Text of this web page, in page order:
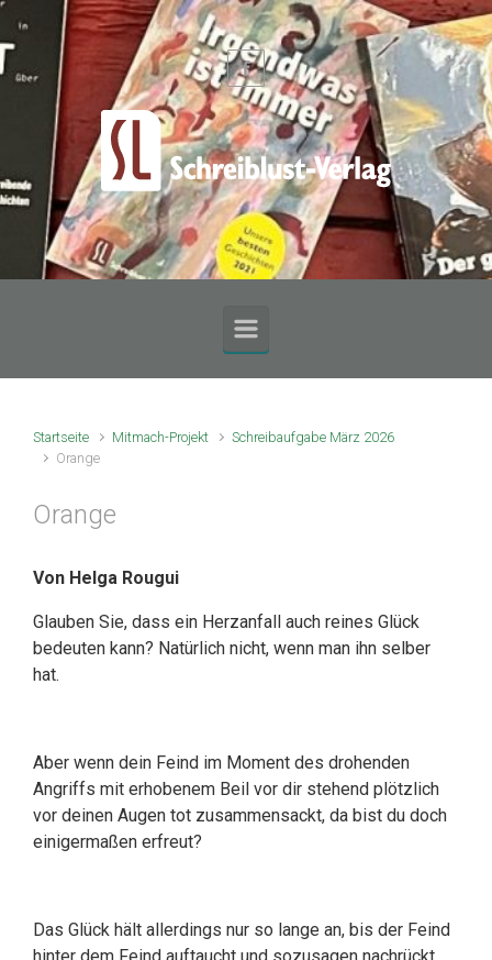
Zum Hauptinhalt springen
Startseite Mitmach-Projekt
Schreibaufgabe März 2026
Orange
Orange
Von Helga Rougui
Glauben Sie, dass ein Herzanfall auch reines Glück
bedeuten kann? Natürlich nicht, wenn man ihn selber
hat.
Aber wenn dein Feind im Moment des drohenden
Angriffs mit erhobenem Beil vor dir stehend plötzlich
vor deinen Augen tot zusammensackt, da bist du doch
einigermaßen erfreut?
Das Glück hält allerdings nur so lange an, bis der Feind